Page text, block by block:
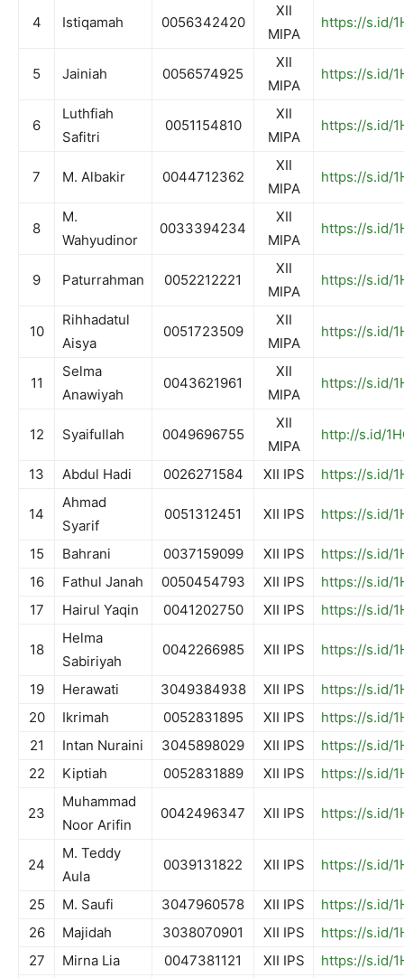
4 Istiqamah 0056342420
XII
MIPA
https://s.id/
5 Jainiah 0056574925
XII
MIPA
https://s.id/
6
Luthfiah
Safitri
0051154810
XII
MIPA
https://s.id/
7 M. Albakir 0044712362
XII
MIPA
https://s.id/
8
M.
Wahyudinor
0033394234
XII
MIPA
https://s.id/
9 Paturrahman 0052212221
XII
MIPA
https://s.id/
10
Rihhadatul
Aisya
0051723509
XII
MIPA
https://s.id/
11
Selma
Anawiyah
0043621961
XII
MIPA
https://s.id/
12 Syaifullah 0049696755
XII
MIPA
http://s.id/
13 Abdul Hadi 0026271584 XII IPS https://s.id/
14
Ahmad
Syarif
0051312451 XII IPS https://s.id/
15 Bahrani 0037159099 XII IPS
https://s.id/
16
Fathul Janah 0050454793 XII IPS
https://s.id/
17
Hairul Yaqin 0041202750 XII IPS https://s.id/
18
Helma
Sabiriyah
0042266985 XII IPS https://s.id/
19 Herawati 3049384938 XII IPS
https://s.id/
20
Ikrimah 0052831895 XII IPS
https://s.id/
21
Intan Nuraini 3045898029 XII IPS
https://s.id/
22
Kiptiah 0052831889 XII IPS https://s.id/
23
Muhammad
Noor Arifin
0042496347 XII IPS https://s.id/
24
M. Teddy
Aula
0039131822 XII IPS https://s.id/
25 M. Saufi 3047960578 XII IPS
https://s.id/
26
Majidah 3038070901 XII IPS
https://s.id/
27
Mirna Lia 0047381121 XII IPS https://s.id/